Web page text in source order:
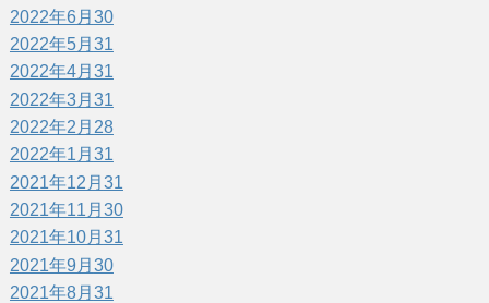
2022年6月 30
2022年5月 31
2022年4月 31
2022年3月 31
2022年2月 28
2022年1月 31
2021年12月 31
2021年11月 30
2021年10月 31
2021年9月 30
2021年8月 31